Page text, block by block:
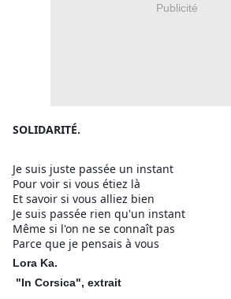
Publicité
SOLIDARITÉ.
Je suis juste passée un instant
Pour voir si vous étiez là
Et savoir si vous alliez bien
Je suis passée rien qu'un instant
Même si l'on ne se connaît pas
Parce que je pensais à vous
Lora Ka.
"In Corsica", extrait